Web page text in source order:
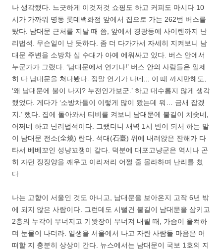
나 생각했다. 느긋하게 이것저것 쇼핑도 하고 커피도 마시다 10
시가 가까워 명동 롯데백화점 앞에서 집으로 가는 262번 버스를
탔다. 남대문 근처를 지날 때 쯤, 앞에서 경광등에 사이렌까지 난
리법석. 무슨일이 난 듯하다. 좀 더 다가가서 자세히 지켜보니 남
대문 주변을 소방차 십 수대가 아예 에워싸고 있다. 버스 안에서
누군가가 그랬다. ‘남대문에서 연기나!’ 버스 안의 사람들은 일제
히 다 남대문을 쳐다봤다. 정말 연기가 나네;;; 이 때 까지만해도,
‘왜 남대문에 불이 나지? 누전인가보군.’ 하고 대수롭지 않게 생각
했었다. 게다가 ‘소방차들이 이렇게 많이 왔는데 뭐… 금새 잡겠
지.’ 했다. 집에 돌아와서 티비를 켜보니 남대문에 불길이 치솟네,
어쩌네 하고 난리법석이다. 그랬더니 새벽 1시 반이 되서 하는 말
이 남대문 전소(全燒) 란다. 석대(石臺) 위에 내려앉은 잔해가 다
타서 베베꼬인 성냥꼬쟁이 같다. 덕분에 대포고냥군은 역시나 곤
히 자던 징징양을 깨우고 이리저리 어쩔 줄 몰라하며 난리를 쳤
다.
나는 고향이 서울인 것도 아니고, 남대문을 보아온지 고작 6년 밖
에 되지 않은 사람이다. 그런데도 시뻘건 불길이 남대문을 삼키고
2층의 누각이 무너지고 기왓장이 무너져 내릴 때, 가슴이 울컥하
며 눈물이 나더라. 일생을 서울에서 나고 자란 사람들 마음은 어
떠할 지 충분히 상상이 간다. 뉴스에서는 남대문이 국보 1호의 지